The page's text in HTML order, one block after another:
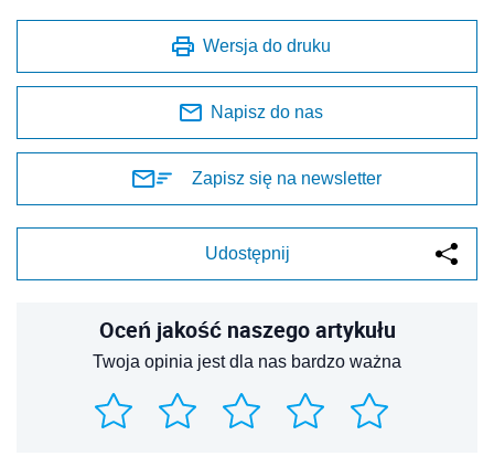
Wersja do druku
Napisz do nas
Zapisz się na newsletter
Udostępnij
Oceń jakość naszego artykułu
Twoja opinia jest dla nas bardzo ważna